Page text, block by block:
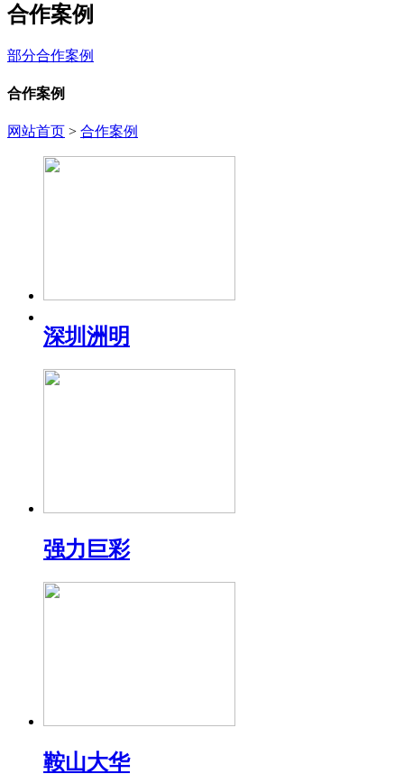
合作案例
部分合作案例
合作案例
网站首页 > 合作案例
深圳洲明
强力巨彩
鞍山大华